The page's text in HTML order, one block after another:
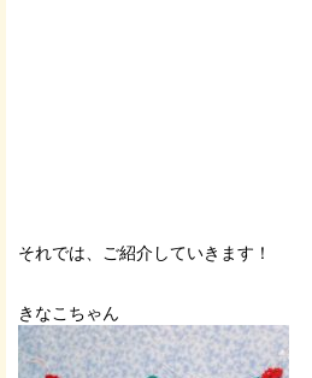
それでは、ご紹介していきます！
きなこちゃん